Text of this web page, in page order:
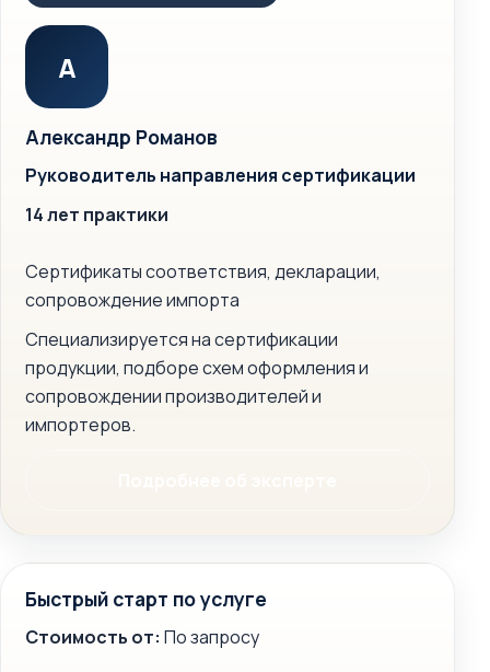
А
Александр Романов
Руководитель направления сертификации
14 лет практики
Сертификаты соответствия, декларации,
сопровождение импорта
Специализируется на сертификации
продукции, подборе схем оформления и
сопровождении производителей и
импортеров.
Быстрый старт по услуге
Стоимость от: По запросу